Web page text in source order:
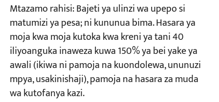
Mtazamo rahisi: Bajeti ya ulinzi wa upepo si
matumizi ya pesa; ni kununua bima. Hasara ya
moja kwa moja kutoka kwa kreni ya tani 40
iliyoanguka inaweza kuwa 150% ya bei yake ya
awali (ikiwa ni pamoja na kuondolewa, ununuzi
mpya, usakinishaji), pamoja na hasara za muda
wa kutofanya kazi.